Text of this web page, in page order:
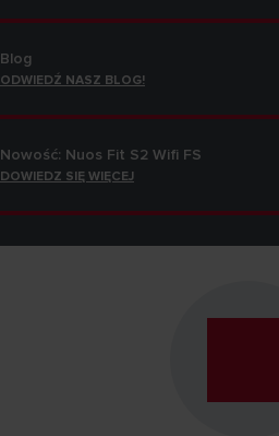
Blog
ODWIEDŹ NASZ BLOG!
Nowość: Nuos Fit S2 Wifi FS
DOWIEDZ SIĘ WIĘCEJ
Smart Home